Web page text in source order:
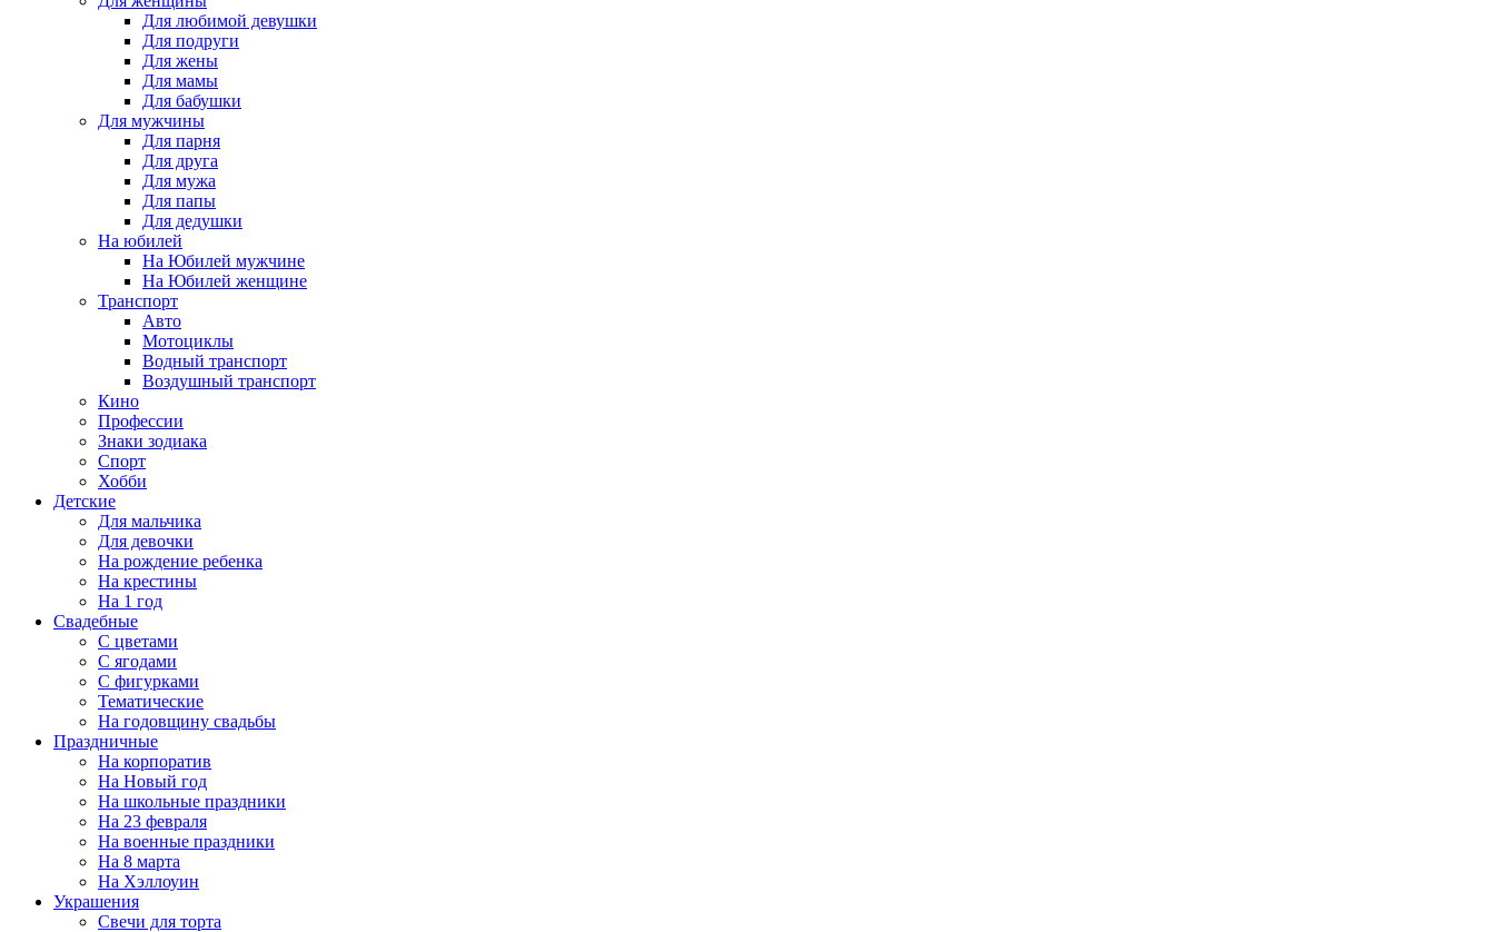
Для любимой девушки
Для подруги
Для жены
Для мамы
Для бабушки
Для мужчины
Для парня
Для друга
Для мужа
Для папы
Для дедушки
На юбилей
На Юбилей мужчине
На Юбилей женщине
Транспорт
Авто
Мотоциклы
Водный транспорт
Воздушный транспорт
Кино
Профессии
Знаки зодиака
Спорт
Хобби
Детские
Для мальчика
Для девочки
На рождение ребенка
На крестины
На 1 год
Свадебные
С цветами
С ягодами
С фигурками
Тематические
На годовщину свадьбы
Праздничные
На корпоратив
На Новый год
На школьные праздники
На 23 февраля
На военные праздники
На 8 марта
На Хэллоуин
Украшения
Свечи для торта